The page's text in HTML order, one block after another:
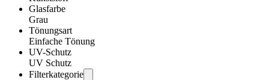
Glasfarbe
Grau
Tönungsart
Einfache Tönung
UV-Schutz
UV Schutz
Filterkategorie